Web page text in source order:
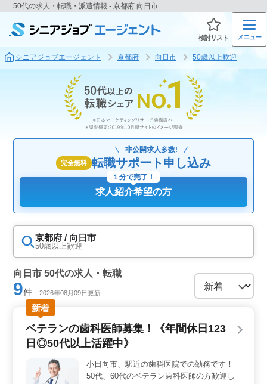
50代の求人・転職・派遣情報 - 京都府 向日市
検討リスト メニュー
シニアジョブエージェント 京都府 向日市 50歳以上歓迎
完全無料
非公開求人多数!
転職サポート申し込み
求人紹介希望の方
１分で完了！
京都府 / 向日市
50歳以上歓迎
向日市 50代の求人・転職
9件 2026年08月09日更新
新着
ベテランの歯科医師募集！《年間休日123
日◎50代以上活躍中》
小日向市、駅近の歯科医院での勤務です！
50代、60代のベテラン歯科医師の方歓迎し